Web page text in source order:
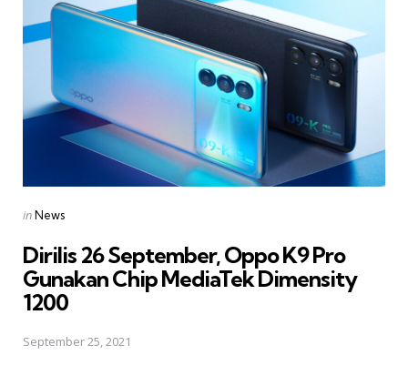
Posted
inNews
Dirilis 26 September, Oppo K9 Pro
Gunakan Chip MediaTek Dimensity
1200
September 25, 2021